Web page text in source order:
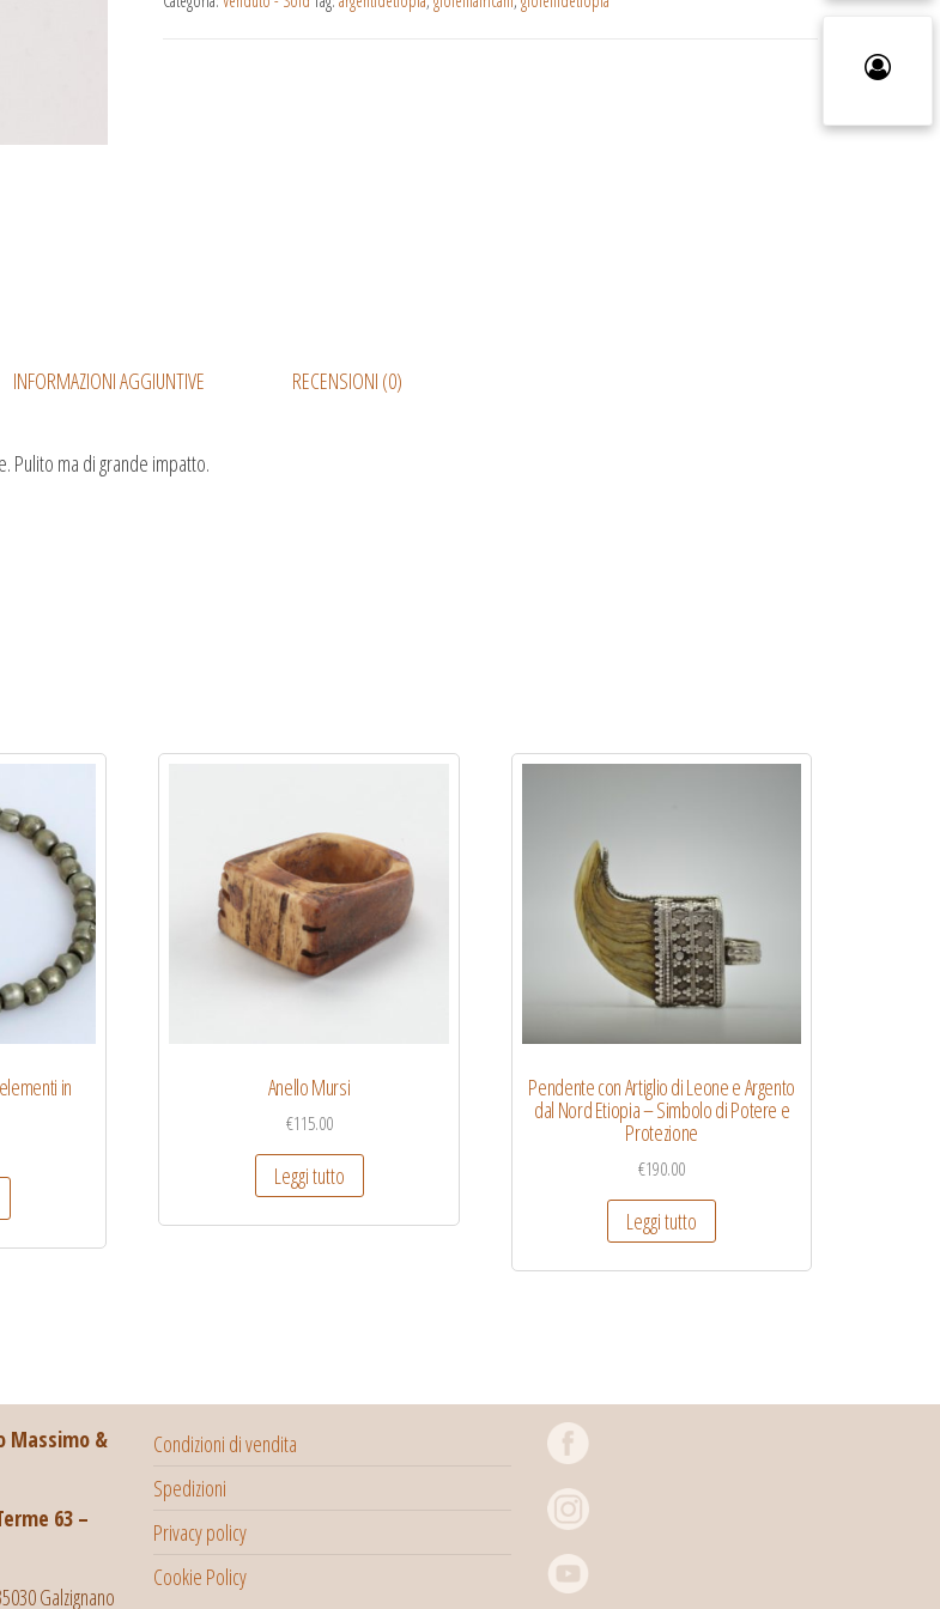
INFORMAZIONI AGGIUNTIVE RECENSIONI (0)
Pulito ma di grande impatto.
in Anello Mursi
€115.00
Leggi tutto
Pendente con Artiglio di Leone e Argento
dal Nord Etiopia – Simbolo di Potere e
Protezione
€190.00
Leggi tutto
Massimo &
63 –
Galzignano
Condizioni di vendita
Spedizioni
Privacy policy
Cookie Policy